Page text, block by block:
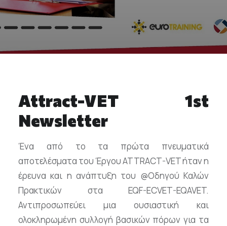
Voucher
Attract-VET 1st
Newsletter
Ένα από το τα πρώτα πνευματικά
αποτελέσματα του Έργου ATTRACT-VET ήταν η
έρευνα και η ανάπτυξη του @Οδηγού Καλών
Πρακτικών στα EQF-ECVET-EQAVET.
Αντιπροσωπεύει μια ουσιαστική και
ολοκληρωμένη συλλογή βασικών πόρων για τα